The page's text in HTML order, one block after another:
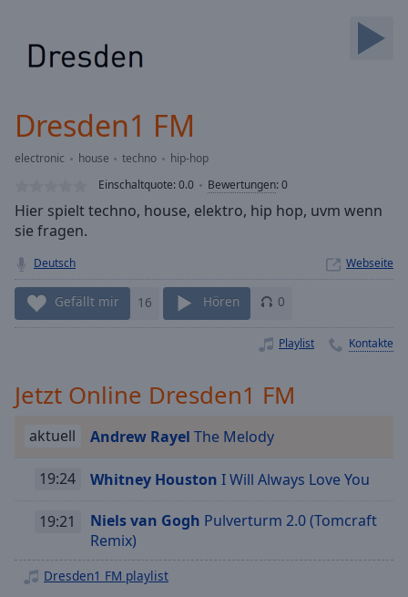
Forward
Mute
Loaded:
Stream
Type LIVE
live,
currently
behind
LIVE
Remaining
1x
Rate
Chapters
descriptions
Dresden1 FM
electronic house techno
hip-hop
Einschaltquote:0.0 Bewertungen:0
Hier spielt techno, house, elektro, hip hop, uvm wenn
sie fragen.
Deutsch Webseite
Gefällt mir 16 Hören 0
Playlist Kontakte
Jetzt Online Dresden1 FM
aktuell Andrew Rayel The Melody
19:24 Whitney Houston I Will Always Love You
19:21 Niels van Gogh Pulverturm 2.0 (Tomcraft
Remix)
Dresden1 FM playlist